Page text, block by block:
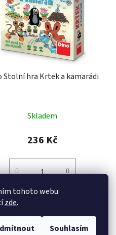
tohoto webu
zde.
Souhlasím
Stolní hra Krtek a kamarádi
Skladem
236 Kč
DO KOŠÍKU
balení: 13,5x13,5x4,5 cm